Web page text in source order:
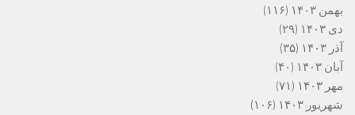
بهمن ۱۴۰۳
(۱۱۶)
دی ۱۴۰۳
(۲۹)
آذر ۱۴۰۳
(۳۵)
آبان ۱۴۰۳
(۴۰)
مهر ۱۴۰۳
(۷۱)
شهریور ۱۴۰۳
(۱۰۶)